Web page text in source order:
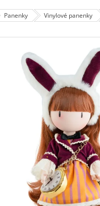
Panenky Vinylové panenky